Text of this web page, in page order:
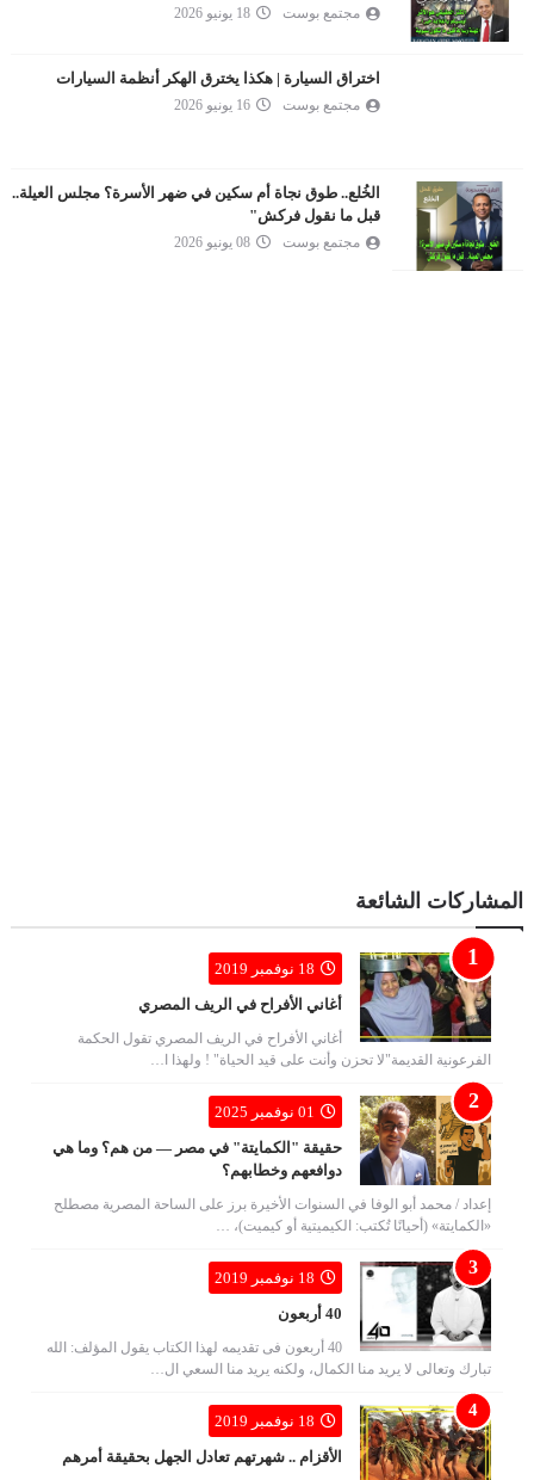
مجتمع بوست 18 يونيو 2026
اختراق السيارة | هكذا يخترق الهكر أنظمة السيارات
مجتمع بوست 16 يونيو 2026
الخُلع.. طوق نجاة أم سكين في ضهر الأسرة؟ مجلس العيلة..
قبل ما نقول فركش"
مجتمع بوست 08 يونيو 2026
المشاركات الشائعة
18 نوفمبر 2019
أغاني الأفراح في الريف المصري
أغاني الأفراح في الريف المصري تقول الحكمة
الفرعونية القديمة"لا تحزن وأنت على قيد الحياة" ! ولهذا ا…
01 نوفمبر 2025
حقيقة "الكمايتة" في مصر — من هم؟ وما هي
دوافعهم وخطابهم؟
إعداد / محمد أبو الوفا في السنوات الأخيرة برز على الساحة المصرية مصطلح
«الكمايتة» (أحيانًا تُكتب: الكيميتية أو كيميت)، …
18 نوفمبر 2019
40 أربعون
40 أربعون فى تقديمه لهذا الكتاب يقول المؤلف: الله
تبارك وتعالى لا يريد منا الكمال، ولكنه يريد منا السعي ال…
18 نوفمبر 2019
الأقزام .. شهرتهم تعادل الجهل بحقيقة أمرهم